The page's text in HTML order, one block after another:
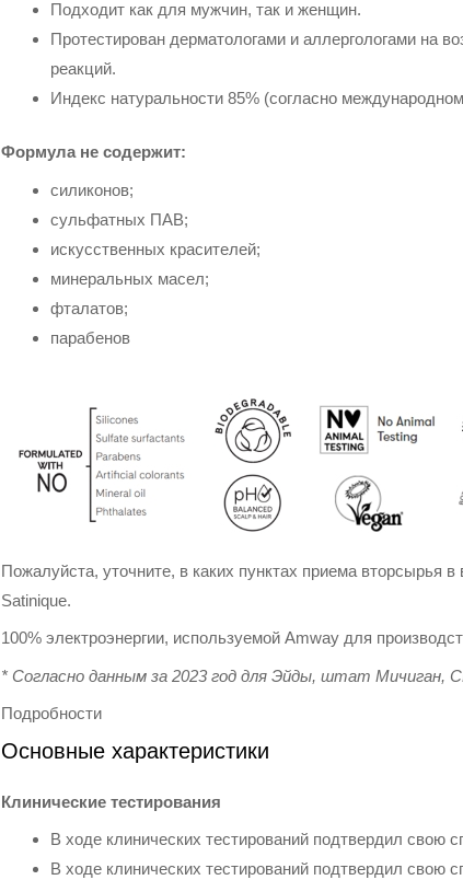
Подходит как для мужчин, так и женщин.
Протестирован дерматологами и аллергологами на
реакций.
Индекс натуральности 85% (согласно
Формула не содержит:
силиконов;
сульфатных ПАВ;
искусственных красителей;
минеральных масел;
фталатов;
парабенов
Пожалуйста, уточните, в каких пунктах приема вторсырья
Satinique.
100% электроэнергии, используемой Amway для
* Согласно данным за 2023 год для Эйды, штат Мичиган,
Подробности
Основные характеристики
Клинические тестирования
В ходе клинических тестирований подтвердил свою
В ходе клинических тестирований подтвердил свою